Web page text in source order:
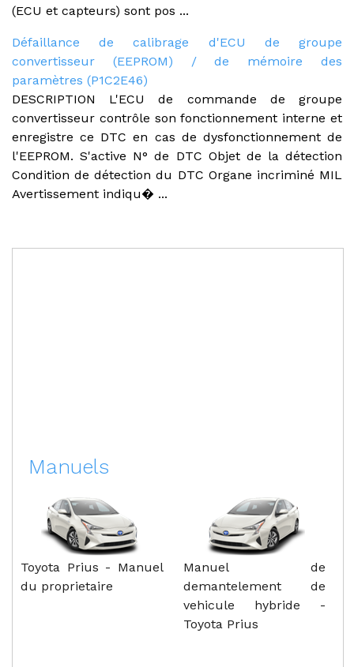
(ECU et capteurs) sont pos ...
Défaillance de calibrage d'ECU de groupe
convertisseur (EEPROM) / de mémoire des
paramètres (P1C2E46)
DESCRIPTION L'ECU de commande de groupe
convertisseur contrôle son fonctionnement interne et
enregistre ce DTC en cas de dysfonctionnement de
l'EEPROM. S'active N° de DTC Objet de la détection
Condition de détection du DTC Organe incriminé MIL
Avertissement indiqu� ...
Manuels
Toyota Prius - Manuel
du proprietaire
Manuel de
demantelement de
vehicule hybride -
Toyota Prius